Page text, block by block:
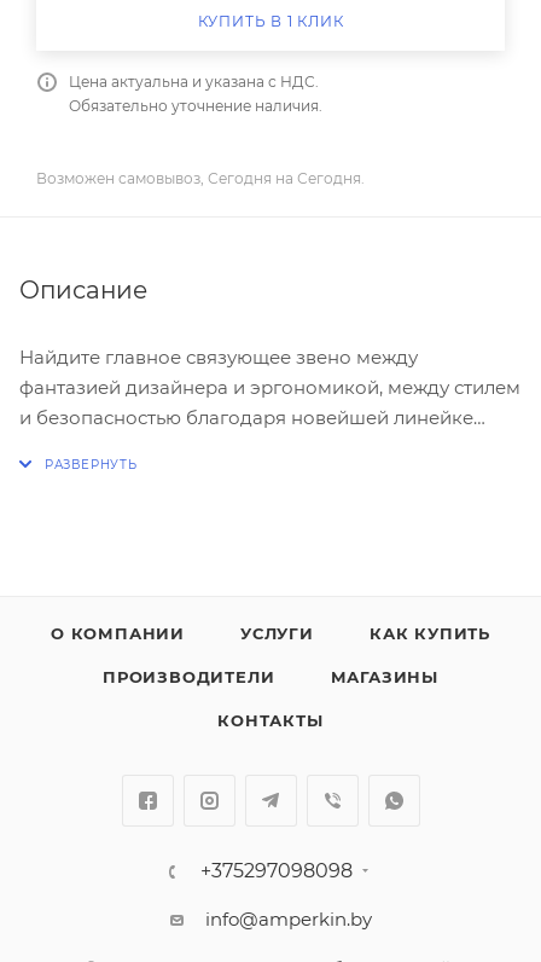
КУПИТЬ В 1 КЛИК
Цена актуальна и указана с НДС.
Обязательно уточнение наличия.
Возможен самовывоз, Сегодня на Сегодня.
Описание
Найдите главное связующее звено между
фантазией дизайнера и эргономикой, между стилем
и безопасностью благодаря новейшей линейке
продуманные детали. Именно такие мелочи
владельца. Только тот, кто думает о деталях, может
достигнуть того особенного состояния, которое
О КОМПАНИИ УСЛУГИ КАК КУПИТЬ
ПРОИЗВОДИТЕЛИ МАГАЗИНЫ
КОНТАКТЫ
+375297098098
info@amperkin.by